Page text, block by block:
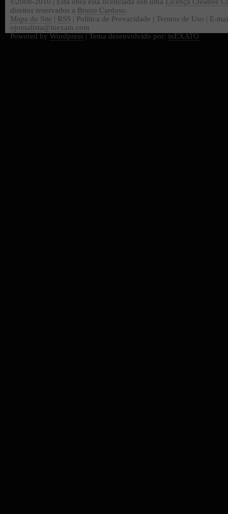
direitos reservados a Bruno Cardoso.
Mapa do Site | RSS | Política de Provacidade | Termos de Uso | E-
ojornalista@inexato.com
Powered by Wordpress | Tema desenvolvido por: inEXATO